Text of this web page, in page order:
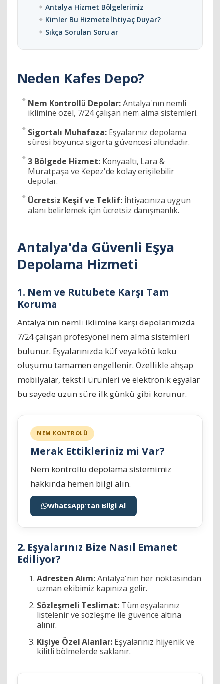
Antalya Hizmet Bölgelerimiz
Kimler Bu Hizmete İhtiyaç Duyar?
Sıkça Sorulan Sorular
Neden Kafes Depo?
Nem Kontrollü Depolar:Antalya'nın nemli
iklimine özel, 7/24 çalışan nem alma sistemleri.
Sigortalı Muhafaza: Eşyalarınız depolama
süresi boyunca sigorta güvencesi altındadır.
3 Bölgede Hizmet: Konyaaltı, Lara &
Muratpaşa ve Kepez'de kolay erişilebilir
depolar.
Ücretsiz Keşif ve Teklif: İhtiyacınıza uygun
alanı belirlemek için ücretsiz danışmanlık.
Antalya'da Güvenli Eşya
Depolama Hizmeti
1. Nem ve Rutubete Karşı Tam
Koruma
Antalya'nın nemli iklimine karşı depolarımızda
7/24 çalışan profesyonel nem alma sistemleri
bulunur. Eşyalarınızda küf veya kötü koku
oluşumu tamamen engellenir. Özellikle ahşap
mobilyalar, tekstil ürünleri ve elektronik eşyalar
bu sayede uzun süre ilk günkü gibi korunur.
NEM KONTROLÜ
Merak Ettikleriniz mi Var?
Nem kontrollü depolama sistemimiz
hakkında hemen bilgi alın.
WhatsApp'tan Bilgi Al
2. Eşyalarınız Bize Nasıl Emanet
Ediliyor?
Adresten Alım:Antalya'nın her noktasından
uzman ekibimiz kapınıza gelir.
Sözleşmeli Teslimat: Tüm eşyalarınız
listelenir ve sözleşme ile güvence altına
alınır.
Kişiye Özel Alanlar: Eşyalarınız hijyenik ve
kilitli bölmelerde saklanır.